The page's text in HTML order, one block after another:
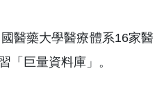
醫藥大學醫療體系16家醫
「巨量資料庫」。